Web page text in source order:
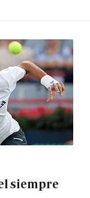
siempre